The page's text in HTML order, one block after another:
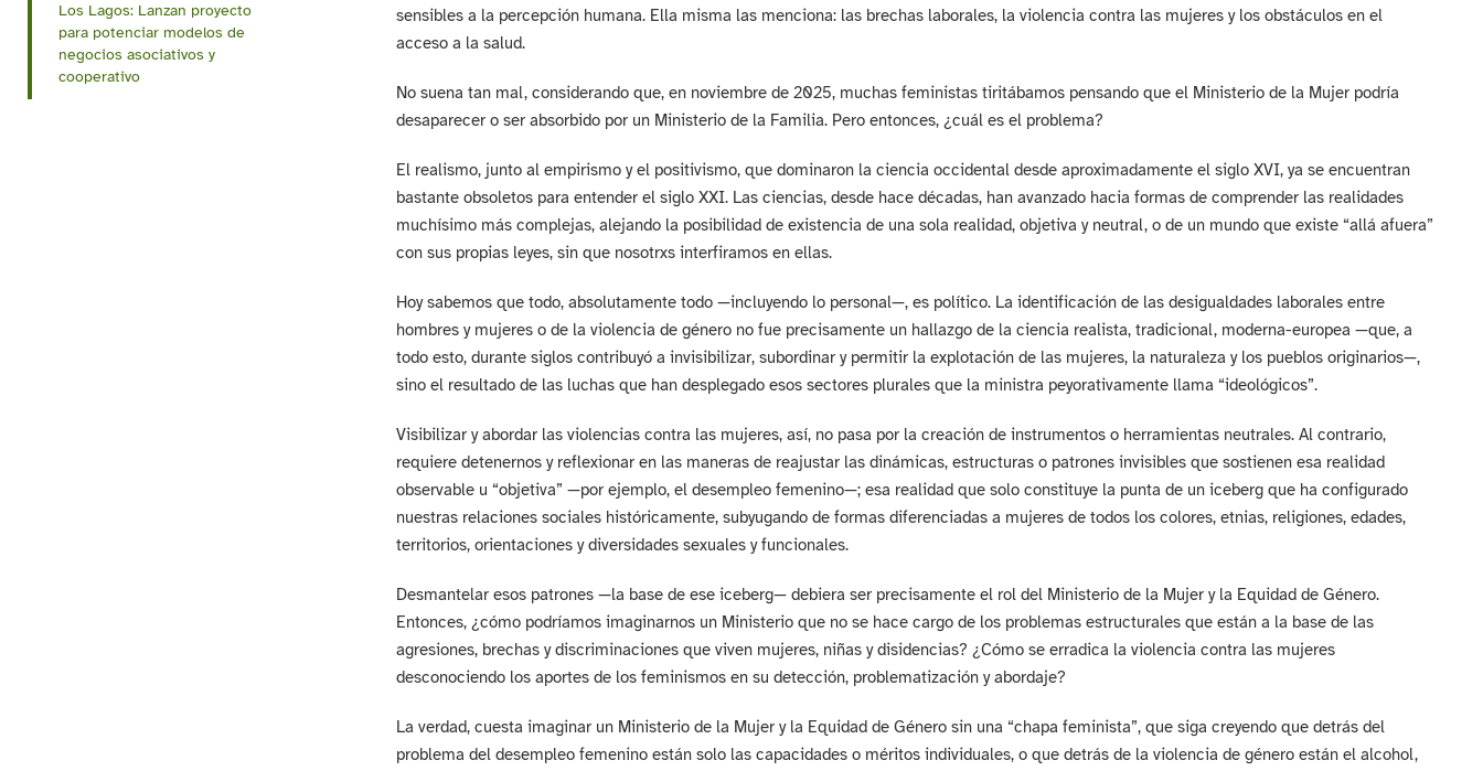
​Los Lagos: Lanzan proyecto
para potenciar modelos de
negocios asociativos y
cooperativo
sensibles a la percepción humana. Ella misma las menciona: las brechas laborales, la violencia contra las mujeres y los obstáculos en el
acceso a la salud.
No suena tan mal, considerando que, en noviembre de 2025, muchas feministas tiritábamos pensando que el Ministerio de la Mujer podría
desaparecer o ser absorbido por un Ministerio de la Familia. Pero entonces, ¿cuál es el problema?
El realismo, junto al empirismo y el positivismo, que dominaron la ciencia occidental desde aproximadamente el siglo XVI, ya se encuentran
bastante obsoletos para entender el siglo XXI. Las ciencias, desde hace décadas, han avanzado hacia formas de comprender las realidades
muchísimo más complejas, alejando la posibilidad de existencia de una sola realidad, objetiva y neutral, o de un mundo que existe “allá afuera”
con sus propias leyes, sin que nosotrxs interfiramos en ellas.
Hoy sabemos que todo, absolutamente todo —incluyendo lo personal—, es político. La identificación de las desigualdades laborales entre
hombres y mujeres o de la violencia de género no fue precisamente un hallazgo de la ciencia realista, tradicional, moderna-europea —que, a
todo esto, durante siglos contribuyó a invisibilizar, subordinar y permitir la explotación de las mujeres, la naturaleza y los pueblos originarios—,
sino el resultado de las luchas que han desplegado esos sectores plurales que la ministra peyorativamente llama “ideológicos”.
Visibilizar y abordar las violencias contra las mujeres, así, no pasa por la creación de instrumentos o herramientas neutrales. Al contrario,
requiere detenernos y reflexionar en las maneras de reajustar las dinámicas, estructuras o patrones invisibles que sostienen esa realidad
observable u “objetiva” —por ejemplo, el desempleo femenino—; esa realidad que solo constituye la punta de un iceberg que ha configurado
nuestras relaciones sociales históricamente, subyugando de formas diferenciadas a mujeres de todos los colores, etnias, religiones, edades,
territorios, orientaciones y diversidades sexuales y funcionales.
Desmantelar esos patrones —la base de ese iceberg— debiera ser precisamente el rol del Ministerio de la Mujer y la Equidad de Género.
Entonces, ¿cómo podríamos imaginarnos un Ministerio que no se hace cargo de los problemas estructurales que están a la base de las
agresiones, brechas y discriminaciones que viven mujeres, niñas y disidencias? ¿Cómo se erradica la violencia contra las mujeres
desconociendo los aportes de los feminismos en su detección, problematización y abordaje?
La verdad, cuesta imaginar un Ministerio de la Mujer y la Equidad de Género sin una “chapa feminista”, que siga creyendo que detrás del
problema del desempleo femenino están solo las capacidades o méritos individuales, o que detrás de la violencia de género están el alcohol,